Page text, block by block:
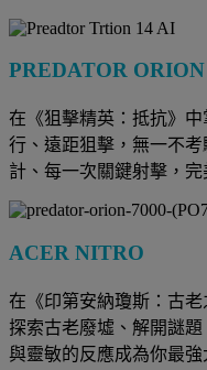
PREDATOR ORION
在《狙擊精英：抵抗》
行、遠距狙擊，無一不
計、每一次關鍵射擊，完
ACER NITRO
在《印第安納瓊斯：古
探索古老廢墟、解開謎
與靈敏的反應成為你最強